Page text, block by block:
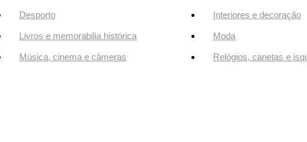
Desporto Interiores e decoração
Livros e memorabilia histórica Moda
Música, cinema e câmeras Relógios, canetas e